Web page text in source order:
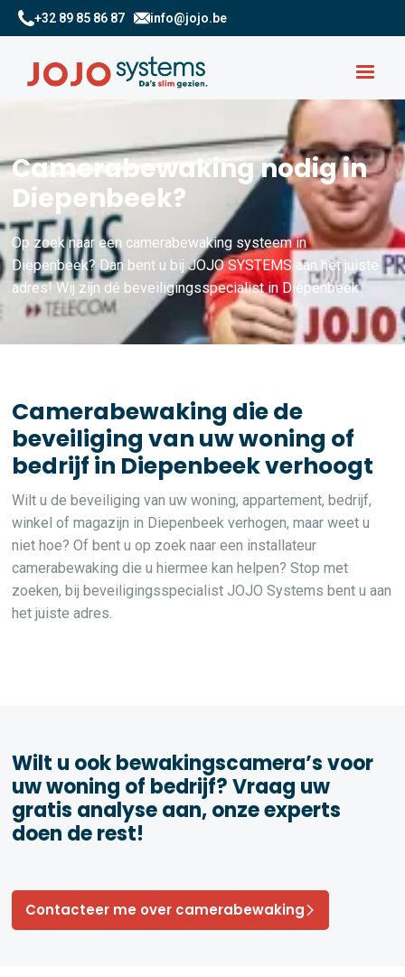
+32 89 85 86 87 info@jojo.be
Camerabewaking nodig in
Diepenbeek?
Op zoek naar een camerabewaking systeem in
Diepenbeek? Dan bent u bij JOJO SYSTEMS aan het juiste
adres! Wij zijn dé beveiligingsspecialist in Diepenbeek.
Camerabewaking die de
beveiliging van uw woning of
bedrijf in Diepenbeek verhoogt
Wilt u de beveiliging van uw woning, appartement, bedrijf,
winkel of magazijn in Diepenbeek verhogen, maar weet u
niet hoe? Of bent u op zoek naar een installateur
camerabewaking die u hiermee kan helpen? Stop met
zoeken, bij beveiligingsspecialist JOJO Systems bent u aan
het juiste adres.
Wilt u ook bewakingscamera’s voor
uw woning of bedrijf? Vraag uw
gratis analyse aan, onze experts
doen de rest!
Contacteer me over camerabewaking